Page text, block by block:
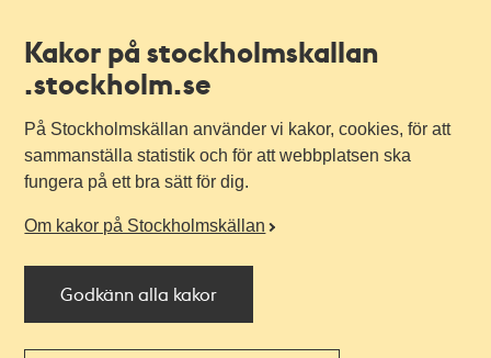
Kakor på stockholmskallan
.stockholm.se
På Stockholmskällan använder vi kakor, cookies, för att
sammanställa statistik och för att webbplatsen ska
fungera på ett bra sätt för dig.
Om kakor på Stockholmskällan
Godkänn alla kakor